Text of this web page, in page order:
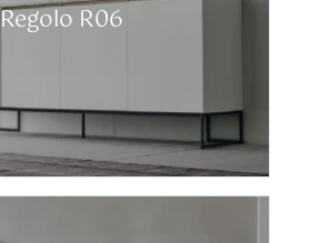
Regolo R06